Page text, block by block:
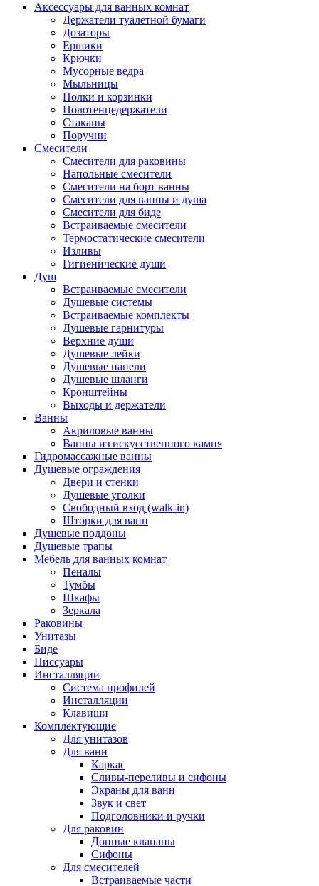
Аксессуары для ванных комнат
Держатели туалетной бумаги
Дозаторы
Ершики
Крючки
Мусорные ведра
Мыльницы
Полки и корзинки
Полотенцедержатели
Стаканы
Поручни
Смесители
Смесители для раковины
Напольные смесители
Смесители на борт ванны
Смесители для ванны и душа
Смесители для биде
Встраиваемые смесители
Термостатические смесители
Изливы
Гигиенические души
Душ
Встраиваемые смесители
Душевые системы
Встраиваемые комплекты
Душевые гарнитуры
Верхние души
Душевые лейки
Душевые панели
Душевые шланги
Кронштейны
Выходы и держатели
Ванны
Акриловые ванны
Ванны из искусственного камня
Гидромассажные ванны
Душевые ограждения
Двери и стенки
Душевые уголки
Свободный вход (walk-in)
Шторки для ванн
Душевые поддоны
Душевые трапы
Мебель для ванных комнат
Пеналы
Тумбы
Шкафы
Зеркала
Раковины
Унитазы
Биде
Писсуары
Инсталляции
Система профилей
Инсталляции
Клавиши
Комплектующие
Для унитазов
Для ванн
Каркас
Сливы-переливы и сифоны
Экраны для ванн
Звук и свет
Подголовники и ручки
Для раковин
Донные клапаны
Сифоны
Для смесителей
Встраиваемые части